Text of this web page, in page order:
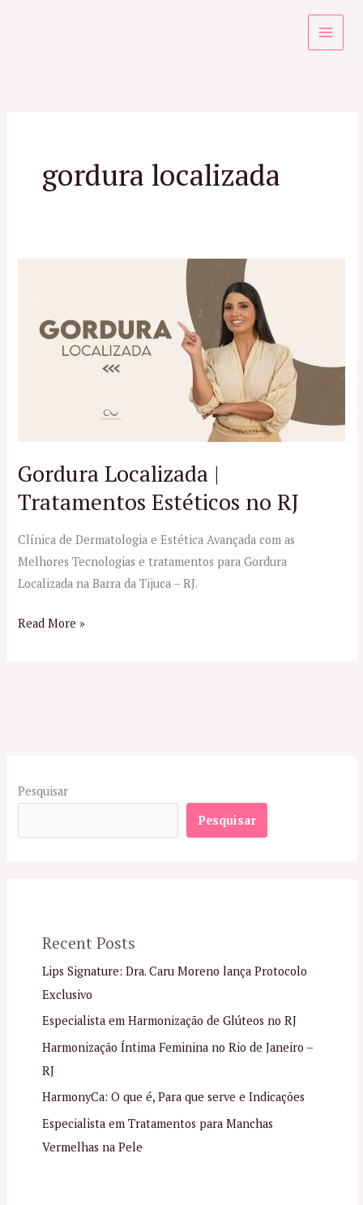
gordura localizada
Gordura Localizada |
Tratamentos Estéticos no RJ
Clínica de Dermatologia e Estética Avançada com as
Melhores Tecnologias e tratamentos para Gordura
Localizada na Barra da Tijuca – RJ.
Tratamentos
Estéticos
Read More »
Pesquisar
Pesquisar
Recent Posts
Lips Signature: Dra. Caru Moreno lança Protocolo
Exclusivo
Especialista em Harmonização de Glúteos no RJ
Harmonização Íntima Feminina no Rio de Janeiro –
RJ
HarmonyCa: O que é, Para que serve e Indicações
Especialista em Tratamentos para Manchas
Vermelhas na Pele